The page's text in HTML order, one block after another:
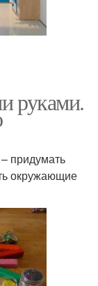
руками.
придумать
окружающие